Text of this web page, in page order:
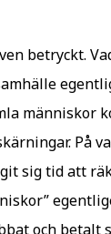
betryckt.
människor
På
sig tid att
och betalt